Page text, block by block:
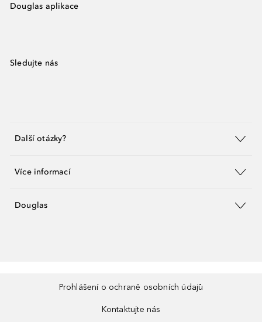
Douglas aplikace
Sledujte nás
Další otázky?
Více informací
Douglas
Prohlášení o ochraně osobních údajů
Kontaktujte nás